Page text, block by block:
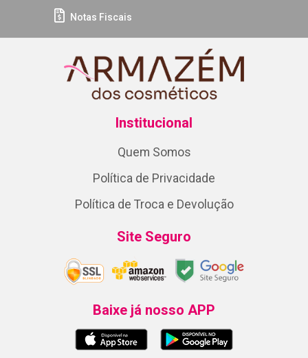
Notas Fiscais
Institucional
Quem Somos
Política de Privacidade
Política de Troca e Devolução
Site Seguro
Baixe já nosso APP